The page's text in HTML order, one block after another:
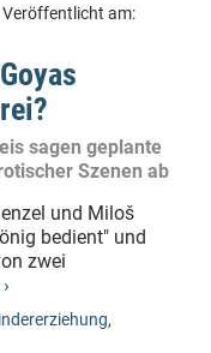
Veröffentlicht am:
sagen geplante
Szenen ab
und Miloš
bedient" und
zwei
,